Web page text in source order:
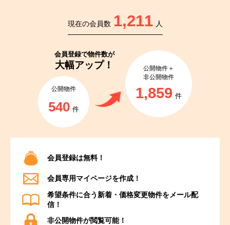
現在の会員数 1,211 人
会員登録で物件数が
大幅アップ！
公開物件
540 件
公開物件＋
非公開物件
1,859 件
会員登録は無料！
会員専用マイページを作成！
希望条件に合う新着・価格変更物件をメール配
信！
非公開物件が閲覧可能！